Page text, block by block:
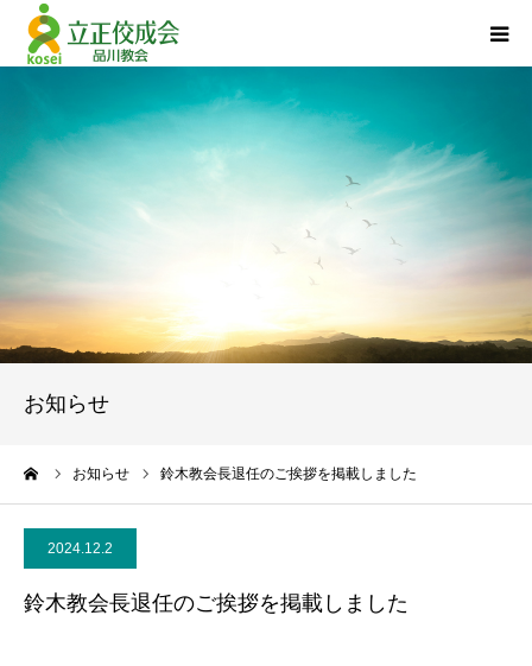
お知らせ
お知らせ 鈴木教会長退任のご挨拶を掲載しました
2024.12.2
鈴木教会長退任のご挨拶を掲載しました
品川教会について
『退任のご挨拶』
立正佼成会について